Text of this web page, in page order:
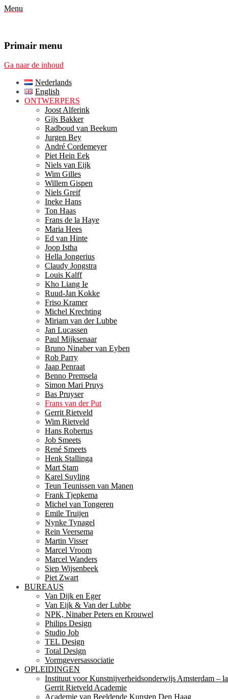
Menu
Primair menu
Ga naar de inhoud
Nederlands
English
ONTWERPERS
Joost Alferink
Gijs Bakker
Radboud van Beekum
Jurgen Bey
André Cordemeyer
Piet Hein Eek
Niels van Eijk
Wim Gilles
Willem Gispen
Niels Greif
Ineke Hans
Ton Haas
Frans de la Haye
Maria Hees
Ed van Hinte
Joop Istha
Hella Jongerius
Claudy Jongstra
Louis Kalff
Kho Liang Ie
Ruud-Jan Kokke
Friso Kramer
Michel Krechting
Miriam van der Lubbe
Jan Lucassen
Paul Mijksenaar
Bruno Ninaber van Eyben
Rob Parry
Jaap Penraat
Benno Premsela
Simon Mari Pruys
Bas Pruyser
Frans van der Put
Gerrit Rietveld
Wim Rietveld
Hans Robertus
Job Smeets
René Smeets
Henk Stallinga
Mart Stam
Karel Suyling
Teun Teunissen van Manen
Frank Tjepkema
Michel van Tongeren
Emile Truijen
Nynke Tynagel
Rein Veersema
Martin Visser
Marcel Vroom
Marcel Wanders
Siep Wijsenbeek
Piet Zwart
BUREAUS
Van Dijk en Eger
Van Eijk & Van der Lubbe
NPK, Ninaber Peters en Krouwel
Philips Design
Studio Job
TEL Design
Total Design
Vormgeversassociatie
OPLEIDINGEN
Instituut voor Kunstnijverheidsonderwijs Amsterdam –
Gerrit Rietveld Academie
Academie van Beeldende Kunsten Den Haag